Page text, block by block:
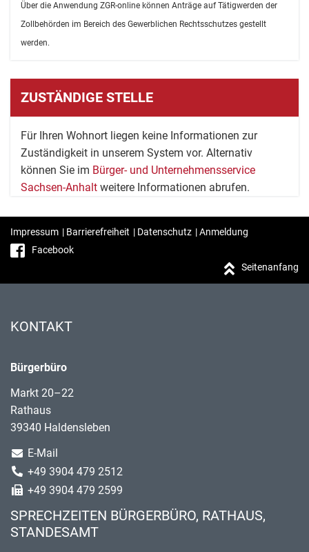
Über die Anwendung ZGR-online können Anträge auf Tätigwerden der
Zollbehörden im Bereich des Gewerblichen Rechtsschutzes gestellt
werden.
ZUSTÄNDIGE STELLE
Für Ihren Wohnort liegen keine Informationen zur
Zuständigkeit in unserem System vor. Alternativ
können Sie im Bürger- und Unternehmensservice
Sachsen-Anhalt weitere Informationen abrufen.
Impressum | Barrierefreiheit | Datenschutz |Anmeldung
Facebook
Seitenanfang
KONTAKT
Bürgerbüro
Markt 20–22
Rathaus
39340 Haldensleben
E-Mail
+49 3904 479 2512
+49 3904 479 2599
SPRECHZEITEN BÜRGERBÜRO, RATHAUS,
STANDESAMT